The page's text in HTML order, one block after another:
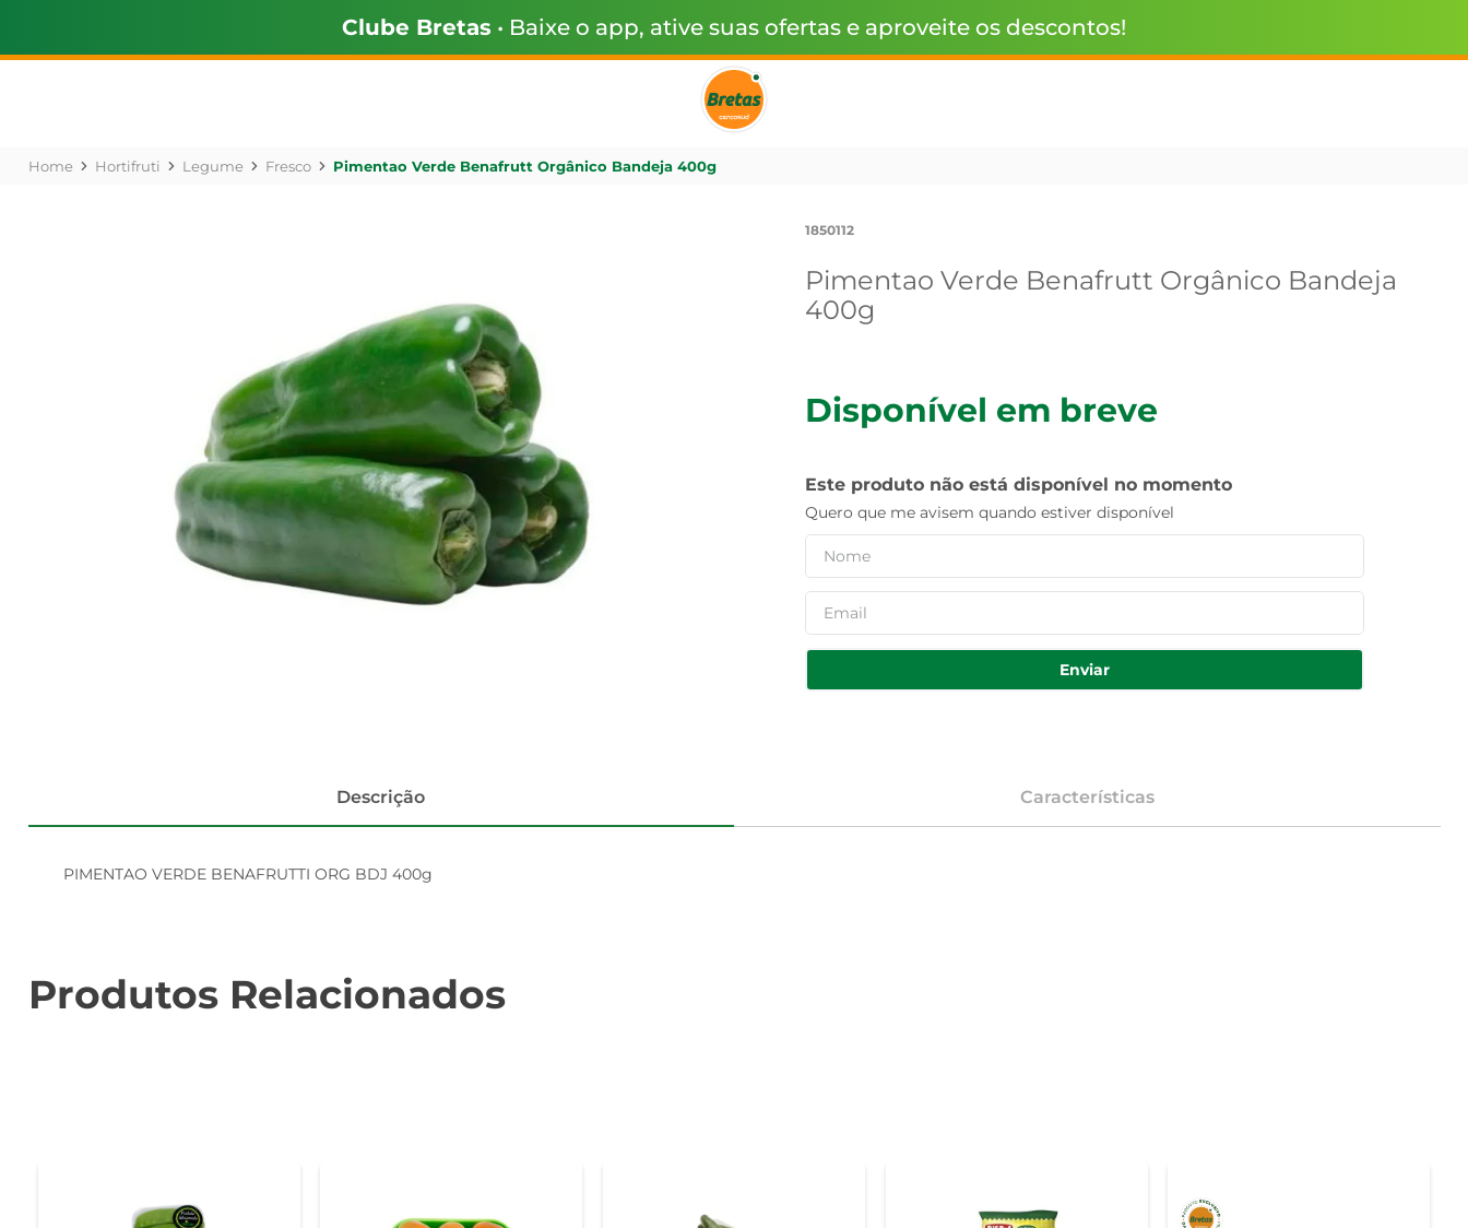
Clube Bretas • Baixe o app, ative suas ofertas e aproveite os descontos!
Hortifruti Legume Fresco Pimentao Verde Benafrutt Orgânico Bandeja 400g
1850112
Pimentao Verde Benafrutt Orgânico Bandeja
400g
Disponível em breve
Este produto não está disponível no momento
Quero que me avisem quando estiver disponível
Enviar
Descrição Características
PIMENTAO VERDE BENAFRUTTI ORG BDJ 400g
Produtos Relacionados